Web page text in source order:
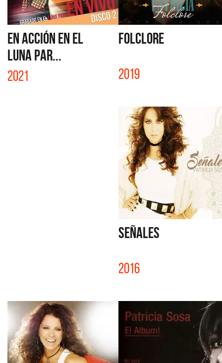
EN ACCIÓN EN EL
LUNA PAR...
2021
FOLCLORE
2019
SEÑALES
2016